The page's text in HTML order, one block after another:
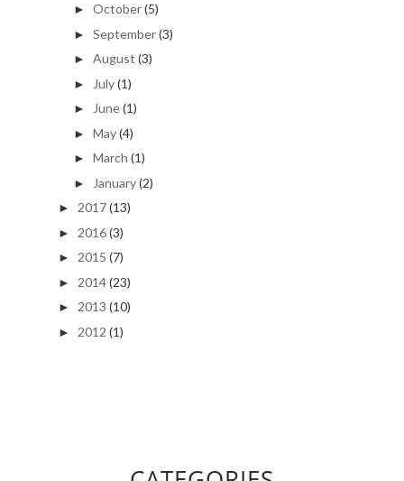
► October(5)
► September(3)
► August (3)
► July(1)
► June(1)
► May(4)
► March (1)
► January(2)
► 2017(13)
► 2016(3)
► 2015 (7)
► 2014(23)
► 2013 (10)
► 2012 (1)